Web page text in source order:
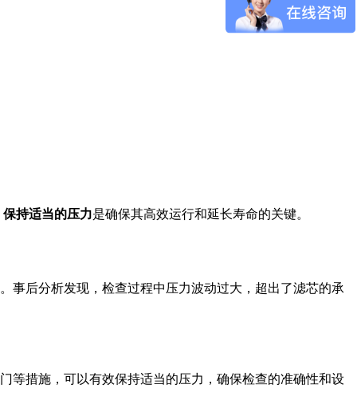
保持适当的压力是确保其高效运行和延长寿命的关键。
事后分析发现，检查过程中压力波动过大，超出了滤芯的承
等措施，可以有效保持适当的压力，确保检查的准确性和设